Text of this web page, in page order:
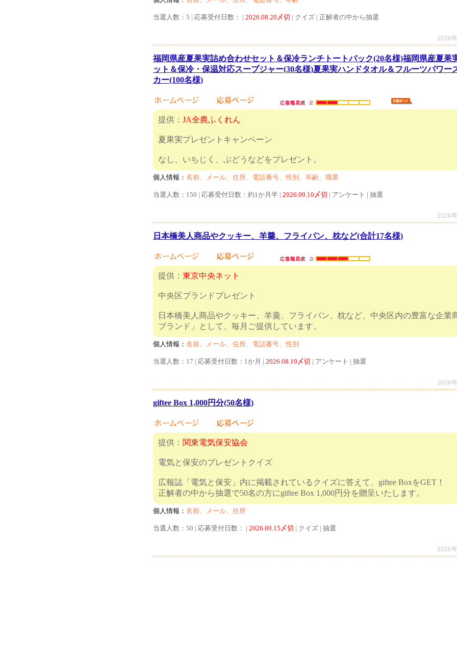
当選人数：5 | 応募受付日数： | 2026.08.20〆切 | クイズ | 正解者の中から抽選
2026
福岡県産夏果実詰め合わせセット＆保冷ランチトートバック(20名様)福岡県産夏果
ット＆保冷・保温対応スープジャー(30名様)夏果実ハンドタオル＆フルーツパワー
カー(100名様)
提供： JA全農ふくれん
夏果実プレゼントキャンペーン
なし、いちじく、ぶどうなどをプレゼント。
個人情報： 名前、メール、住所、電話番号、性別、年齢、職業
当選人数：150 | 応募受付日数：約1か月半 | 2026.09.10〆切 | アンケート | 抽選
2026
日本橋美人商品やクッキー、羊羹、フライパン、枕など(合計17名様)
提供： 東京中央ネット
中央区ブランドプレゼント
日本橋美人商品やクッキー、羊羹、フライパン、枕など、中央区内の豊富な企業
ブランド」として、毎月ご提供しています。
個人情報： 名前、メール、住所、電話番号、性別
当選人数：17 | 応募受付日数：1か月 | 2026.08.19〆切 | アンケート | 抽選
2026
giftee Box 1,000円分(50名様)
提供： 関東電気保安協会
電気と保安のプレゼントクイズ
広報誌「電気と保安」内に掲載されているクイズに答えて、giftee BoxをGET！
正解者の中から抽選で50名の方にgiftee Box 1,000円分を贈呈
個人情報： 名前、メール、住所
当選人数：50 | 応募受付日数： | 2026.09.15〆切 | クイズ | 抽選
2026